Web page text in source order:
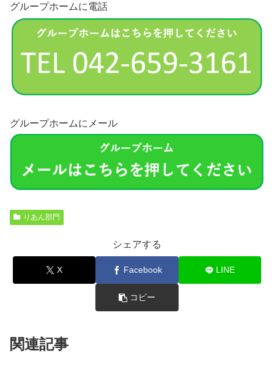
グループホームに電話
グループホームにメール
りあん部門
シェアする
X Facebook LINE
コピー
関連記事